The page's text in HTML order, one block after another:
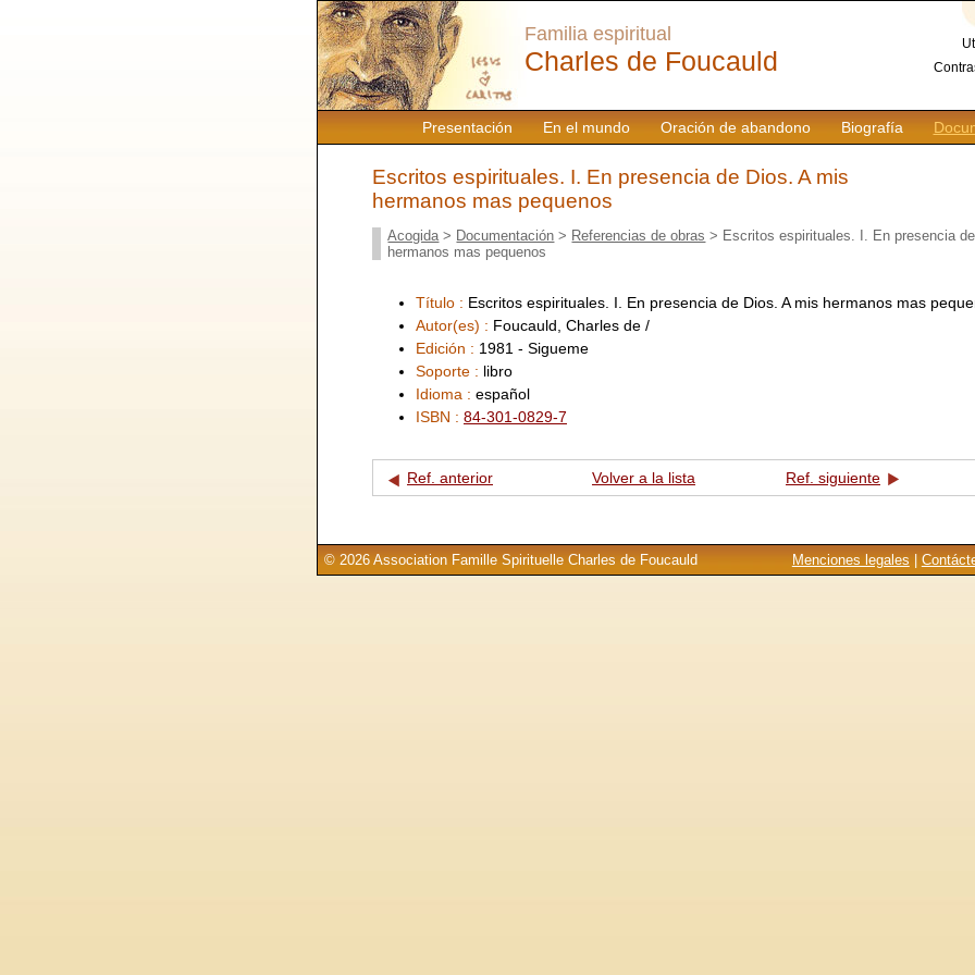
Presentación En el mundo Oración de abandono Biografía
Familia espiritual
Charles de Foucauld
Escritos espirituales. I. En presencia de Dios. A mis
hermanos mas pequenos
Acogida > Documentación > Referencias de obras > Escritos espirituales. I. En presencia
hermanos mas pequenos
Título : Escritos espirituales. I. En presencia de Dios. A mis hermanos mas
Autor(es) : Foucauld, Charles de /
Edición : 1981 - Sigueme
Soporte : libro
Idioma : español
ISBN : 84-301-0829-7
Ref. anterior Volver a la lista Ref. siguiente
Menciones legales
© 2026 Association Famille Spirituelle Charles de Foucauld